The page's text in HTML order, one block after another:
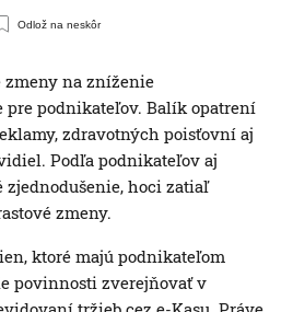
Odlož na neskôr
na zníženie
podnikateľov. Balík opatrení
zdravotných poisťovní aj
Podľa podnikateľov aj
hoci zatiaľ
zmeny.
ktoré majú podnikateľom
povinnosti zverejňovať v